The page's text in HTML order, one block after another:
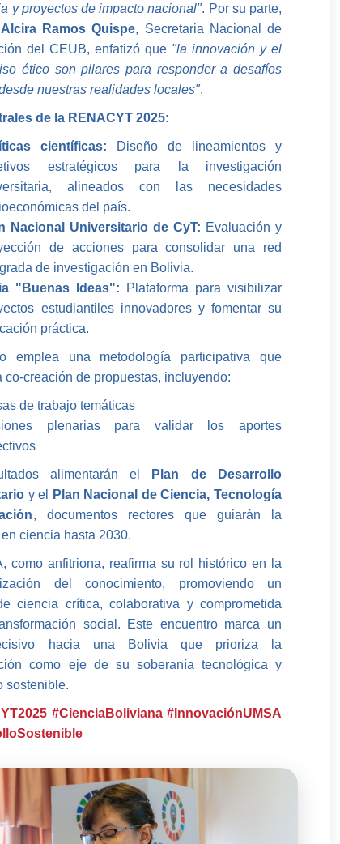
y proyectos de impacto nacional". Por su parte,
Alcira Ramos Quispe, Secretaria Nacional de
del CEUB, enfatizó que "la innovación y el
ético son pilares para responder a desafíos
nuestras realidades locales".
de la RENACYT 2025:
científicas: Diseño de lineamientos y
estratégicos para la investigación
alineados con las necesidades
del país.
Nacional Universitario de CyT: Evaluación y
de acciones para consolidar una red
de investigación en Bolivia.
"Buenas Ideas": Plataforma para visibilizar
estudiantiles innovadores y fomentar su
práctica.
emplea una metodología participativa que
co-creación de propuestas, incluyendo:
de trabajo temáticas
plenarias para validar los aportes
alimentarán el
Plan de Desarrollo
y el
Plan Nacional de Ciencia, Tecnología
, documentos rectores que guiarán la
ciencia hasta 2030.
como anfitriona, reafirma su rol histórico en la
del conocimiento, promoviendo un
ciencia crítica, colaborativa y comprometida
social. Este encuentro marca un
hacia una Bolivia que prioriza la
como eje de su soberanía tecnológica y
sostenible.
#CienciaBoliviana #InnovaciónUMSA